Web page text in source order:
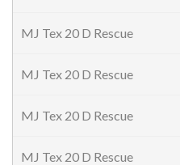
MJ Tex 20 D Rescue
MJ Tex 20 D Rescue
MJ Tex 20 D Rescue
MJ Tex 20 D Rescue